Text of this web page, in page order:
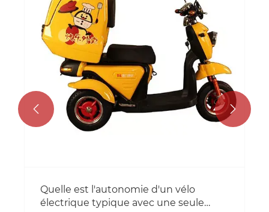
services de livraison urbaine?
Voir plus >>
 